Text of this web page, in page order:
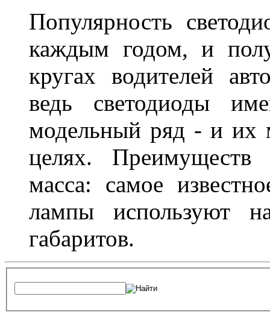
Популярность
каждым годом, и
кругах водителей
ведь светодиоды
модельный ряд - и их
целях.
масса: самое
лампы используют
габаритов.